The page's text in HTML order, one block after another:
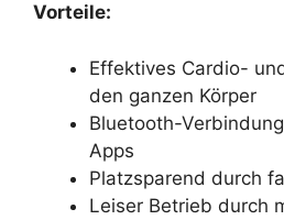
Vorteile:
Effektives Cardio-
den ganzen Körper
Bluetooth-
Apps
Platzsparend durch
Leiser Betrieb durch